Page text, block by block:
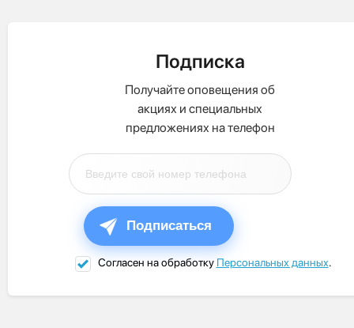
Подписка
Получайте оповещения об
акциях и специальных
предложениях на телефон
Подписаться
Согласен на обработку Персональных данных.